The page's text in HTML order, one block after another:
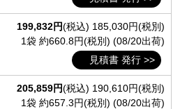
199,832円(税込) 185,030円(税別)
1袋 約660.8円(税別) (08/20出荷)
見積書 発行 >>
205,859円(税込) 190,610円(税別)
1袋 約657.3円(税別) (08/20出荷)